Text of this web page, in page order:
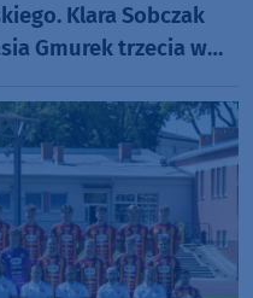
Klara Sobczak
Gmurek trzecia w